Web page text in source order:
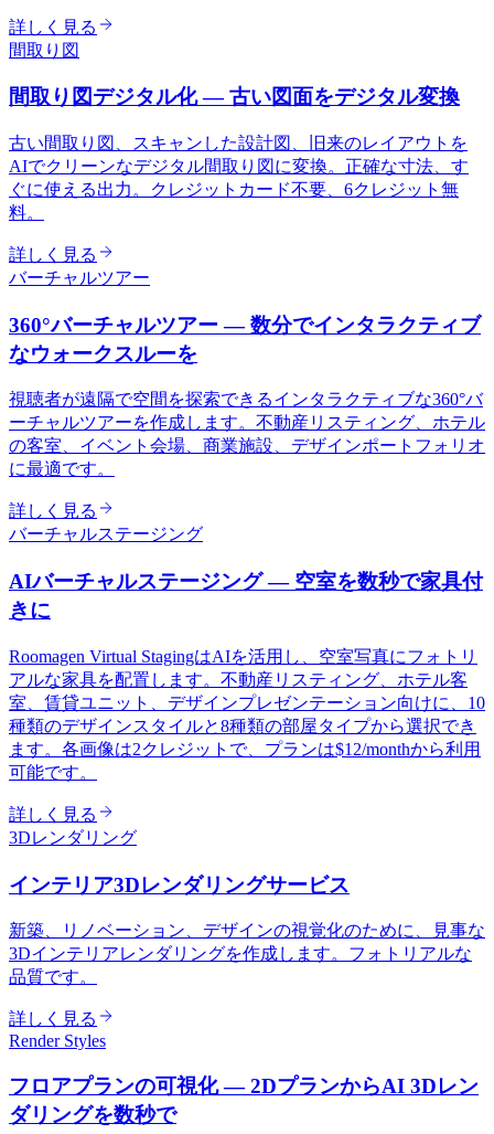
詳しく見る
間取り図
間取り図デジタル化 — 古い図面をデジタル変換
古い間取り図、スキャンした設計図、旧来のレイアウトを
AIでクリーンなデジタル間取り図に変換。正確な寸法、す
ぐに使える出力。クレジットカード不要、6クレジット無
料。
詳しく見る
バーチャルツアー
360°バーチャルツアー — 数分でインタラクティブ
なウォークスルーを
視聴者が遠隔で空間を探索できるインタラクティブな360°バ
ーチャルツアーを作成します。不動産リスティング、ホテル
の客室、イベント会場、商業施設、デザインポートフォリオ
に最適です。
詳しく見る
バーチャルステージング
AIバーチャルステージング — 空室を数秒で家具付
きに
Roomagen Virtual StagingはAIを活用し、空室写真にフォトリ
アルな家具を配置します。不動産リスティング、ホテル客
室、賃貸ユニット、デザインプレゼンテーション向けに、10
種類のデザインスタイルと8種類の部屋タイプから選択でき
ます。各画像は2クレジットで、プランは$12/monthから利用
可能です。
詳しく見る
3Dレンダリング
インテリア3Dレンダリングサービス
新築、リノベーション、デザインの視覚化のために、見事な
3Dインテリアレンダリングを作成します。フォトリアルな
品質です。
詳しく見る
Render Styles
フロアプランの可視化 — 2DプランからAI 3Dレン
ダリングを数秒で